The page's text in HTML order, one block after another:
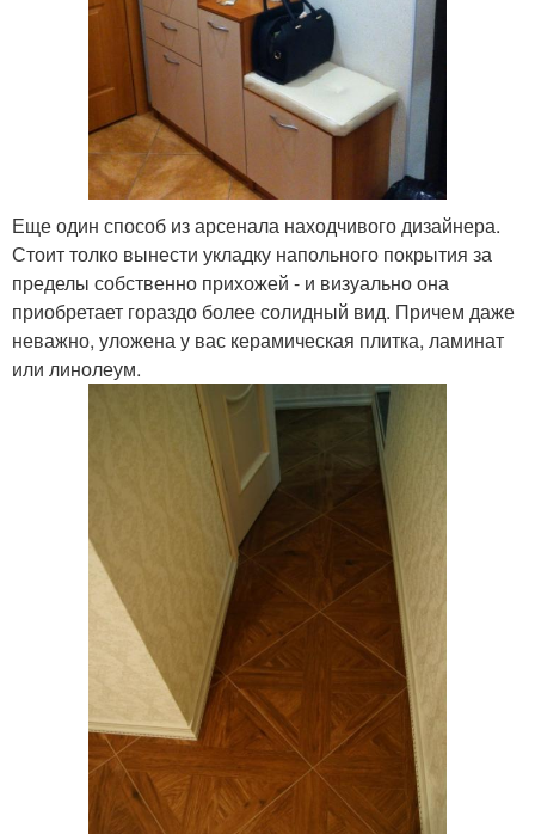
Еще один способ из арсенала находчивого дизайнера.
Стоит толко вынести укладку напольного покрытия за
пределы собственно прихожей - и визуально она
приобретает гораздо более солидный вид. Причем даже
неважно, уложена у вас керамическая плитка, ламинат
или линолеум.